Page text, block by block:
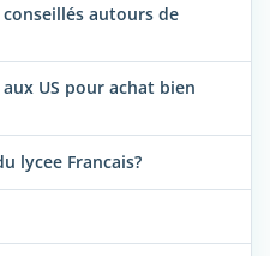
autours de
US pour achat bien
lycee Francais?